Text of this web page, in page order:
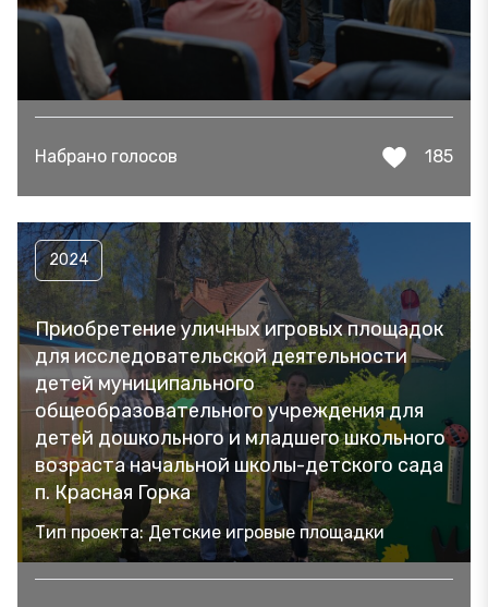
Набрано голосов 185
2024
Приобретение уличных игровых площадок
для исследовательской деятельности
детей муниципального
общеобразовательного учреждения для
детей дошкольного и младшего школьного
возраста начальной школы-детского сада
п. Красная Горка
Тип проекта: Детские игровые площадки